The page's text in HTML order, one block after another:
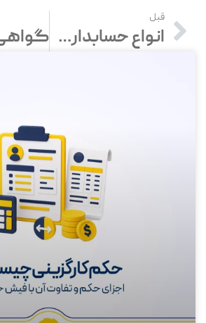
قبل
انواع حسابداری | شاخه های حسابداری